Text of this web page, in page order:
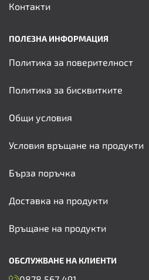
Контакти
ПОЛЕЗНА ИНФОРМАЦИЯ
Политика за поверителност
Политика за бисквитките
Общи условия
Условия връщане на продукти
Бърза поръчка
Доставка на продукти
Връщане на продукти
ОБСЛУЖВАНЕ НА КЛИЕНТИ